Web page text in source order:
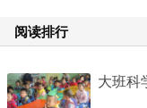
阅读排行
大班科